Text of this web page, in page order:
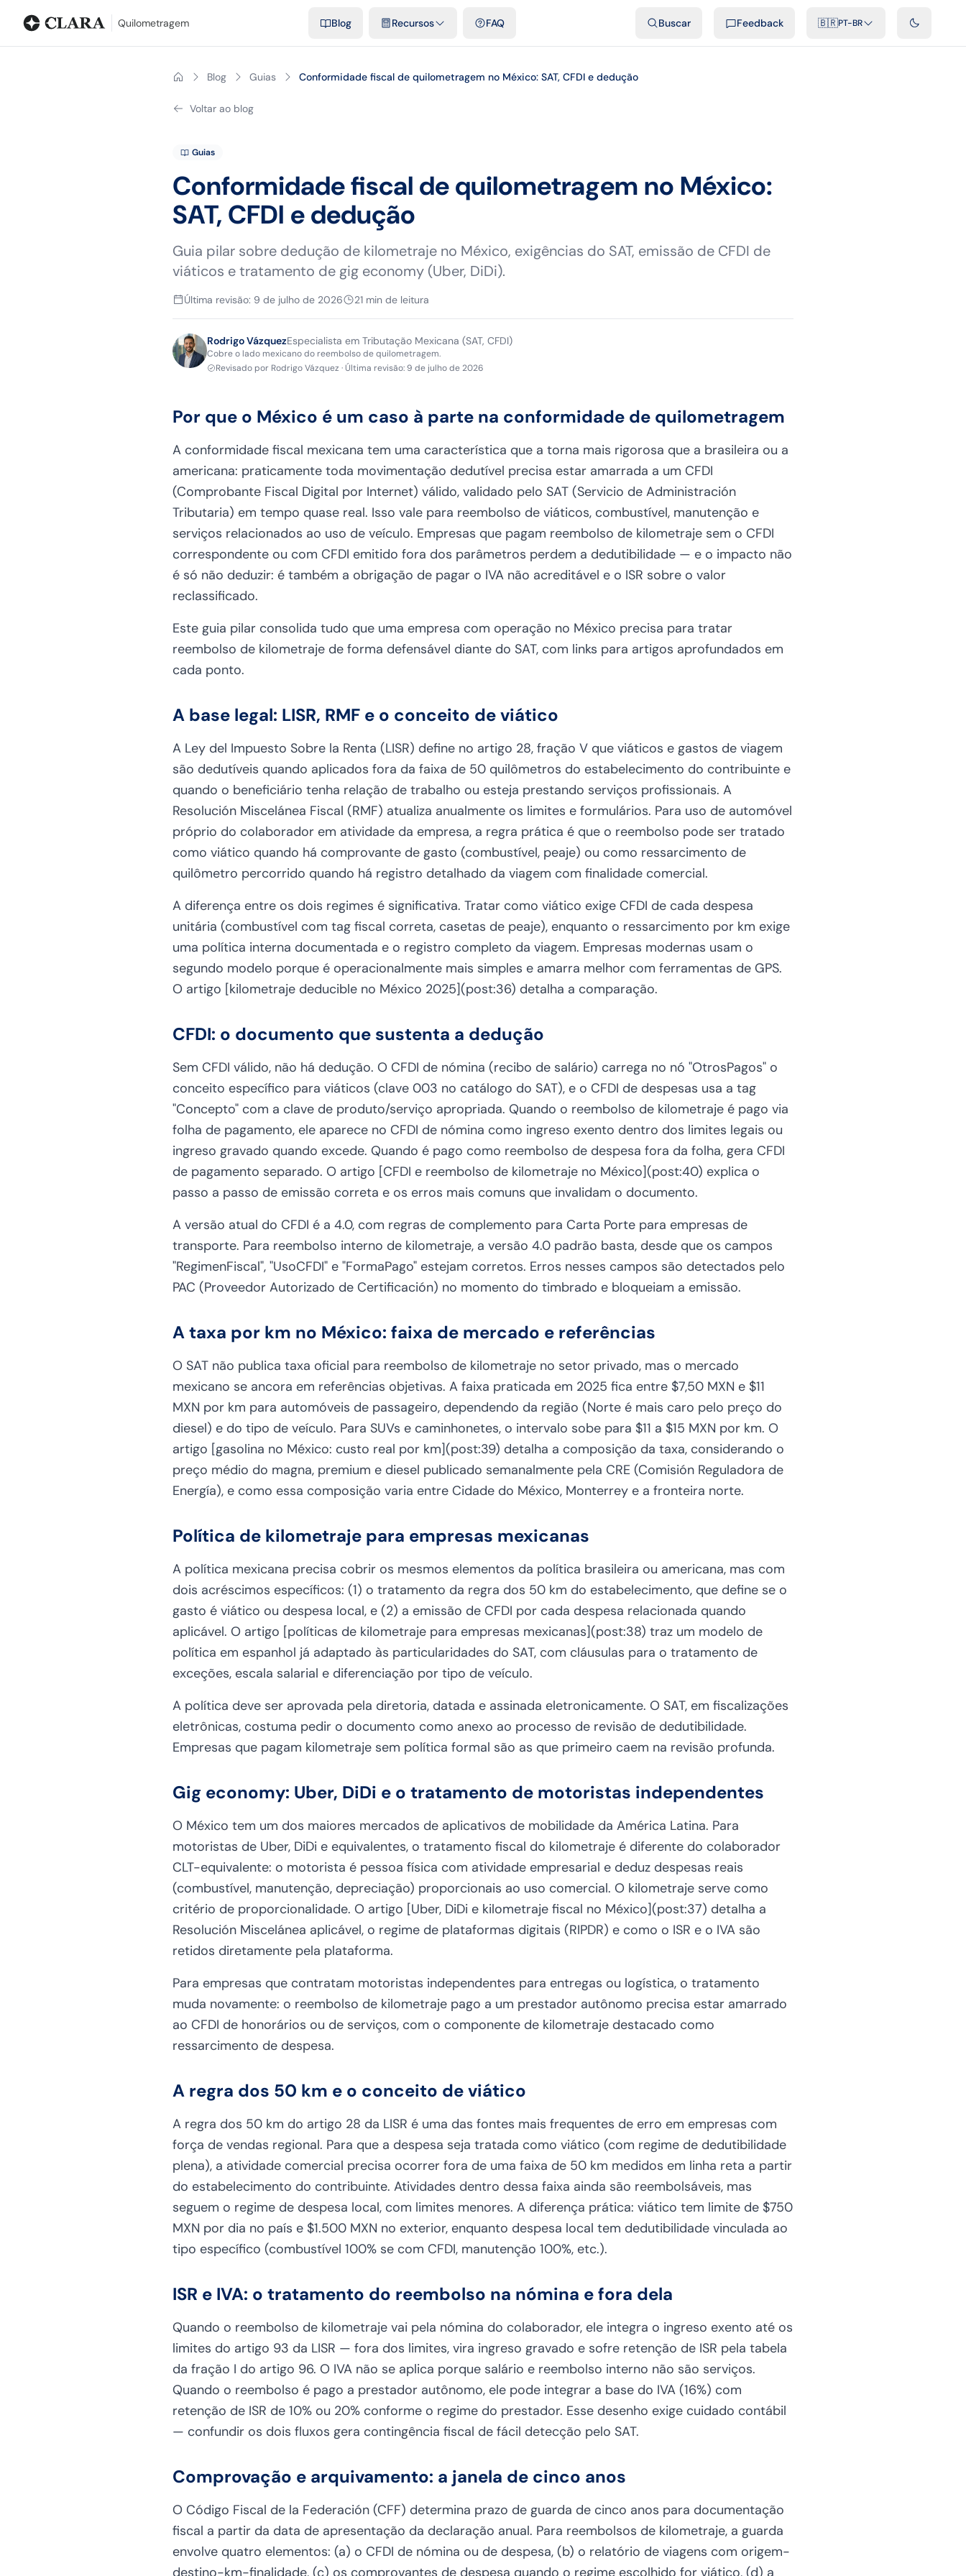
Quilometragem Blog Recursos FAQ Buscar Feedback 🇧🇷PT-BR
Blog Guias Conformidade fiscal de quilometragem no México: SAT, CFDI e dedução
Voltar ao blog
Guias
Conformidade fiscal de quilometragem no México:
SAT, CFDI e dedução
Guia pilar sobre dedução de kilometraje no México, exigências do SAT, emissão de CFDI de
viáticos e tratamento de gig economy (Uber, DiDi).
Última revisão: 9 de julho de 2026 21 min de leitura
Rodrigo VázquezEspecialista em Tributação Mexicana (SAT, CFDI)
Cobre o lado mexicano do reembolso de quilometragem.
Revisado por Rodrigo Vázquez ·Última revisão:9 de julho de 2026
Por que o México é um caso à parte na conformidade de quilometragem
A conformidade fiscal mexicana tem uma característica que a torna mais rigorosa que a brasileira ou a
americana: praticamente toda movimentação dedutível precisa estar amarrada a um CFDI
(Comprobante Fiscal Digital por Internet) válido, validado pelo SAT (Servicio de Administración
Tributaria) em tempo quase real. Isso vale para reembolso de viáticos, combustível, manutenção e
serviços relacionados ao uso de veículo. Empresas que pagam reembolso de kilometraje sem o CFDI
correspondente ou com CFDI emitido fora dos parâmetros perdem a dedutibilidade — e o impacto não
é só não deduzir: é também a obrigação de pagar o IVA não acreditável e o ISR sobre o valor
reclassificado.
Este guia pilar consolida tudo que uma empresa com operação no México precisa para tratar
reembolso de kilometraje de forma defensável diante do SAT, com links para artigos aprofundados em
cada ponto.
A base legal: LISR, RMF e o conceito de viático
A Ley del Impuesto Sobre la Renta (LISR) define no artigo 28, fração V que viáticos e gastos de viagem
são dedutíveis quando aplicados fora da faixa de 50 quilômetros do estabelecimento do contribuinte e
quando o beneficiário tenha relação de trabalho ou esteja prestando serviços profissionais. A
Resolución Miscelánea Fiscal (RMF) atualiza anualmente os limites e formulários. Para uso de automóvel
próprio do colaborador em atividade da empresa, a regra prática é que o reembolso pode ser tratado
como viático quando há comprovante de gasto (combustível, peaje) ou como ressarcimento de
quilômetro percorrido quando há registro detalhado da viagem com finalidade comercial.
A diferença entre os dois regimes é significativa. Tratar como viático exige CFDI de cada despesa
unitária (combustível com tag fiscal correta, casetas de peaje), enquanto o ressarcimento por km exige
uma política interna documentada e o registro completo da viagem. Empresas modernas usam o
segundo modelo porque é operacionalmente mais simples e amarra melhor com ferramentas de GPS.
O artigo [kilometraje deducible no México 2025](post:36) detalha a comparação.
CFDI: o documento que sustenta a dedução
Sem CFDI válido, não há dedução. O CFDI de nómina (recibo de salário) carrega no nó "OtrosPagos" o
conceito específico para viáticos (clave 003 no catálogo do SAT), e o CFDI de despesas usa a tag
"Concepto" com a clave de produto/serviço apropriada. Quando o reembolso de kilometraje é pago via
folha de pagamento, ele aparece no CFDI de nómina como ingreso exento dentro dos limites legais ou
ingreso gravado quando excede. Quando é pago como reembolso de despesa fora da folha, gera CFDI
de pagamento separado. O artigo [CFDI e reembolso de kilometraje no México](post:40) explica o
passo a passo de emissão correta e os erros mais comuns que invalidam o documento.
A versão atual do CFDI é a 4.0, com regras de complemento para Carta Porte para empresas de
transporte. Para reembolso interno de kilometraje, a versão 4.0 padrão basta, desde que os campos
"RegimenFiscal", "UsoCFDI" e "FormaPago" estejam corretos. Erros nesses campos são detectados pelo
PAC (Proveedor Autorizado de Certificación) no momento do timbrado e bloqueiam a emissão.
A taxa por km no México: faixa de mercado e referências
O SAT não publica taxa oficial para reembolso de kilometraje no setor privado, mas o mercado
mexicano se ancora em referências objetivas. A faixa praticada em 2025 fica entre $7,50 MXN e $11
MXN por km para automóveis de passageiro, dependendo da região (Norte é mais caro pelo preço do
diesel) e do tipo de veículo. Para SUVs e caminhonetes, o intervalo sobe para $11 a $15 MXN por km. O
artigo [gasolina no México: custo real por km](post:39) detalha a composição da taxa, considerando o
preço médio do magna, premium e diesel publicado semanalmente pela CRE (Comisión Reguladora de
Energía), e como essa composição varia entre Cidade do México, Monterrey e a fronteira norte.
Política de kilometraje para empresas mexicanas
A política mexicana precisa cobrir os mesmos elementos da política brasileira ou americana, mas com
dois acréscimos específicos: (1) o tratamento da regra dos 50 km do estabelecimento, que define se o
gasto é viático ou despesa local, e (2) a emissão de CFDI por cada despesa relacionada quando
aplicável. O artigo [políticas de kilometraje para empresas mexicanas](post:38) traz um modelo de
política em espanhol já adaptado às particularidades do SAT, com cláusulas para o tratamento de
exceções, escala salarial e diferenciação por tipo de veículo.
A política deve ser aprovada pela diretoria, datada e assinada eletronicamente. O SAT, em fiscalizações
eletrônicas, costuma pedir o documento como anexo ao processo de revisão de dedutibilidade.
Empresas que pagam kilometraje sem política formal são as que primeiro caem na revisão profunda.
Gig economy: Uber, DiDi e o tratamento de motoristas independentes
O México tem um dos maiores mercados de aplicativos de mobilidade da América Latina. Para
motoristas de Uber, DiDi e equivalentes, o tratamento fiscal do kilometraje é diferente do colaborador
CLT-equivalente: o motorista é pessoa física com atividade empresarial e deduz despesas reais
(combustível, manutenção, depreciação) proporcionais ao uso comercial. O kilometraje serve como
critério de proporcionalidade. O artigo [Uber, DiDi e kilometraje fiscal no México](post:37) detalha a
Resolución Miscelánea aplicável, o regime de plataformas digitais (RIPDR) e como o ISR e o IVA são
retidos diretamente pela plataforma.
Para empresas que contratam motoristas independentes para entregas ou logística, o tratamento
muda novamente: o reembolso de kilometraje pago a um prestador autônomo precisa estar amarrado
ao CFDI de honorários ou de serviços, com o componente de kilometraje destacado como
ressarcimento de despesa.
A regra dos 50 km e o conceito de viático
A regra dos 50 km do artigo 28 da LISR é uma das fontes mais frequentes de erro em empresas com
força de vendas regional. Para que a despesa seja tratada como viático (com regime de dedutibilidade
plena), a atividade comercial precisa ocorrer fora de uma faixa de 50 km medidos em linha reta a partir
do estabelecimento do contribuinte. Atividades dentro dessa faixa ainda são reembolsáveis, mas
seguem o regime de despesa local, com limites menores. A diferença prática: viático tem limite de $750
MXN por dia no país e $1.500 MXN no exterior, enquanto despesa local tem dedutibilidade vinculada ao
tipo específico (combustível 100% se com CFDI, manutenção 100%, etc.).
ISR e IVA: o tratamento do reembolso na nómina e fora dela
Quando o reembolso de kilometraje vai pela nómina do colaborador, ele integra o ingreso exento até os
limites do artigo 93 da LISR — fora dos limites, vira ingreso gravado e sofre retenção de ISR pela tabela
da fração I do artigo 96. O IVA não se aplica porque salário e reembolso interno não são serviços.
Quando o reembolso é pago a prestador autônomo, ele pode integrar a base do IVA (16%) com
retenção de ISR de 10% ou 20% conforme o regime do prestador. Esse desenho exige cuidado contábil
— confundir os dois fluxos gera contingência fiscal de fácil detecção pelo SAT.
Comprovação e arquivamento: a janela de cinco anos
O Código Fiscal de la Federación (CFF) determina prazo de guarda de cinco anos para documentação
fiscal a partir da data de apresentação da declaração anual. Para reembolsos de kilometraje, a guarda
envolve quatro elementos: (a) o CFDI de nómina ou de despesa, (b) o relatório de viagens com origem-
destino-km-finalidade, (c) os comprovantes de despesa quando o regime escolhido for viático, (d) a